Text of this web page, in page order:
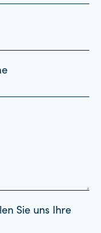
Sie uns Ihre